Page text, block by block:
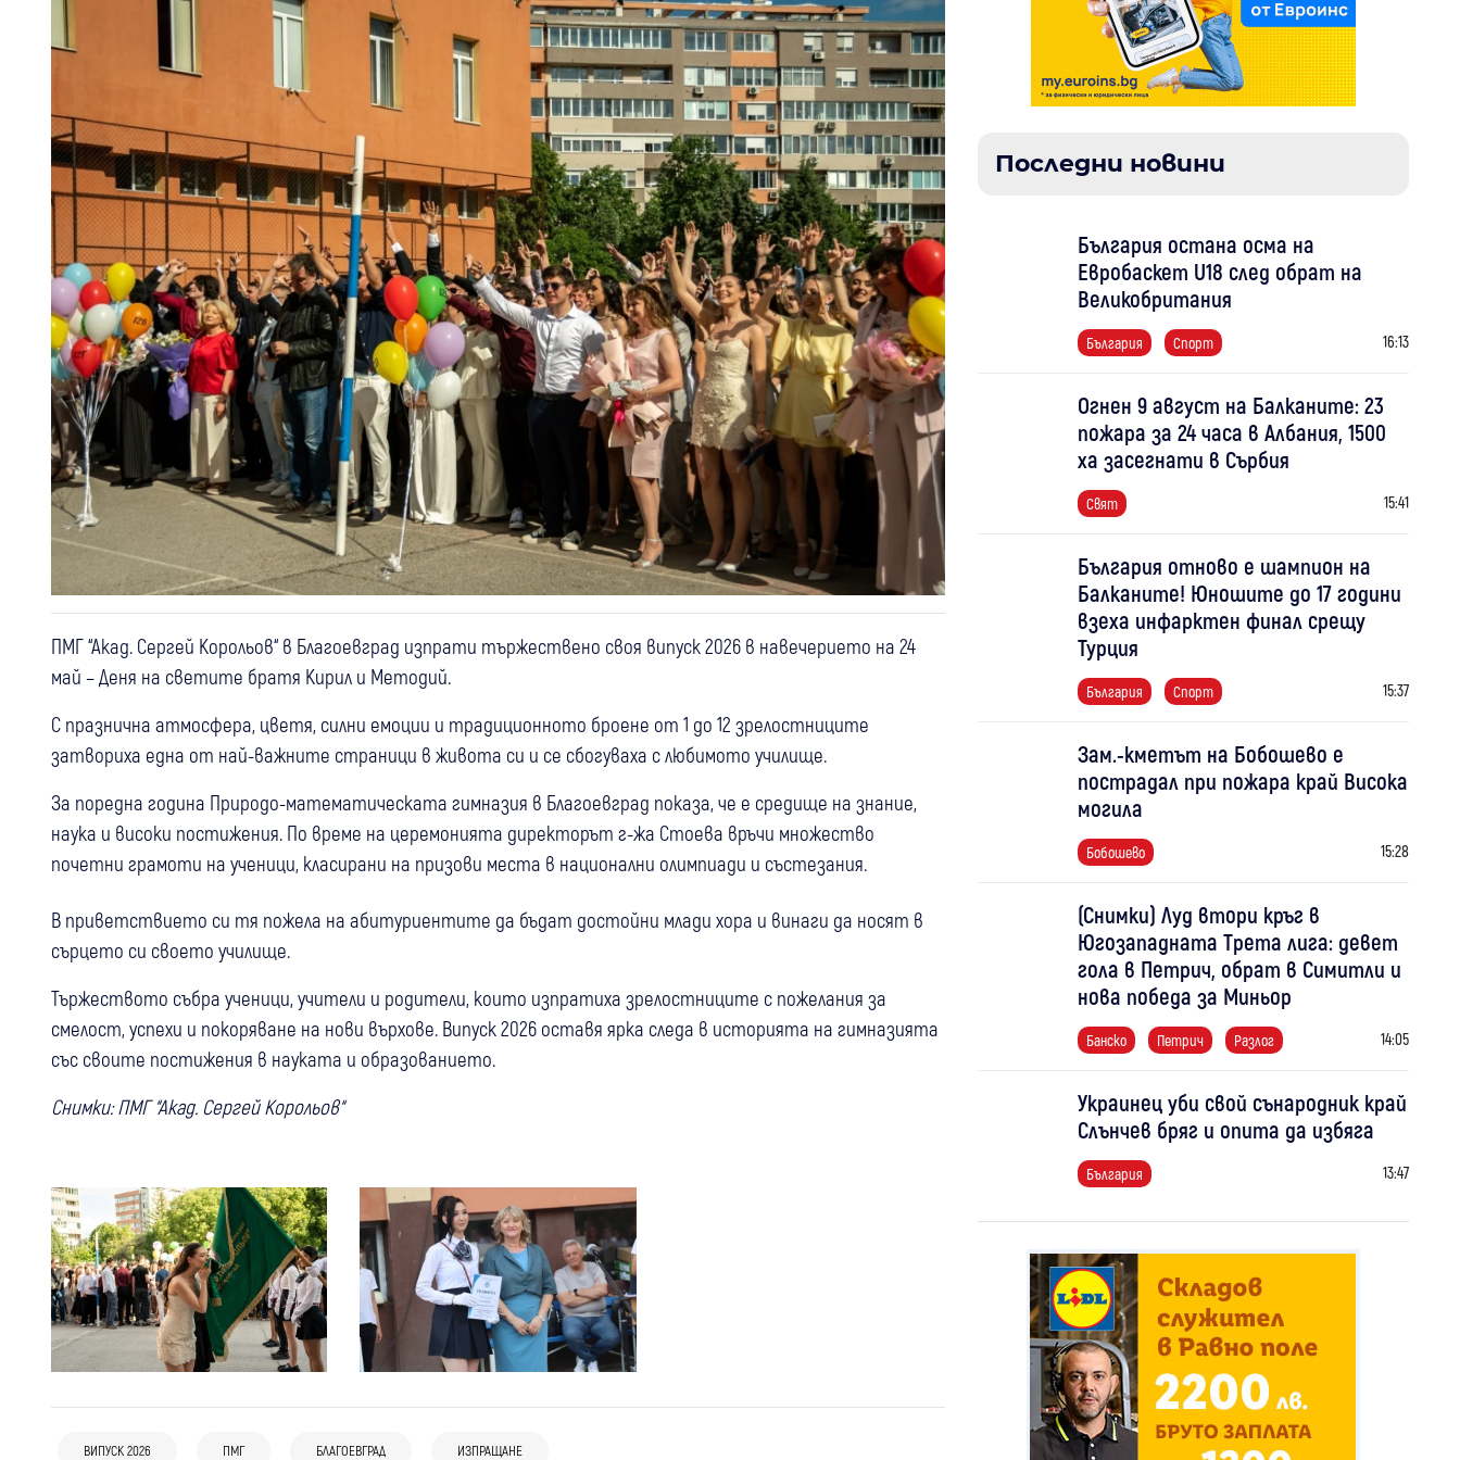
ПМГ “Акад. Сергей Корольов“ в Благоевград изпрати тържествено своя випуск 2026 в навечерието на 24
май – Деня на светите братя Кирил и Методий.
С празнична атмосфера, цветя, силни емоции и традиционното броене от 1 до 12 зрелостниците
затвориха една от най-важните страници в живота си и се сбогуваха с любимото училище.
За поредна година Природо-математическата гимназия в Благоевград показа, че е средище на знание,
наука и високи постижения. По време на церемонията директорът г-жа Стоева връчи множество
почетни грамоти на ученици, класирани на призови места в национални олимпиади и състезания.
В приветствието си тя пожела на абитуриентите да бъдат достойни млади хора и винаги да носят в
сърцето си своето училище.
Тържеството събра ученици, учители и родители, които изпратиха зрелостниците с пожелания за
смелост, успехи и покоряване на нови върхове. Випуск 2026 оставя ярка следа в историята на гимназията
със своите постижения в науката и образованието.
Снимки: ПМГ “Акад. Сергей Корольов“
ВИПУСК 2026 ПМГ БЛАГОЕВГРАД ИЗПРАЩАНЕ
Благоевград 08 авг
Стотици благоевградчани на
Последни новини
България остана осма на
Евробаскет U18 след обрат на
Великобритания
България Спорт 16:13
Огнен 9 август на Балканите: 23
пожара за 24 часа в Албания, 1500
ха засегнати в Сърбия
Свят 15:41
България отново е шампион на
Балканите! Юношите до 17 години
взеха инфарктен финал срещу
Турция
България Спорт 15:37
Зам.-кметът на Бобошево е
пострадал при пожара край Висока
могила
Бобошево 15:28
(Снимки) Луд втори кръг в
Югозападната Трета лига: девет
гола в Петрич, обрат в Симитли и
нова победа за Миньор
Банско Петрич Разлог 14:05
Украинец уби свой сънародник край
Слънчев бряг и опита да избяга
България 13:47